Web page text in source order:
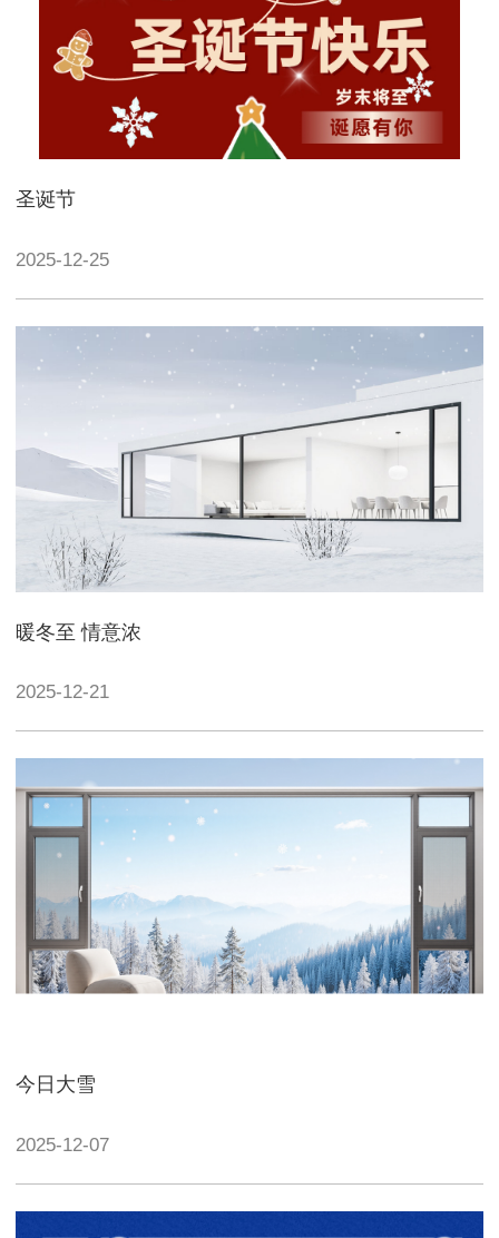
圣诞节
2025-12-25
暖冬至 情意浓
2025-12-21
今日大雪
2025-12-07